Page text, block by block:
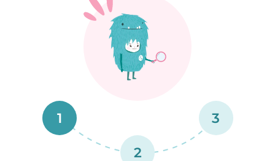
1
2
3